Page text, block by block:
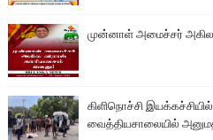
முன்னாள் அமைச்சர் அகில
கிளிநொச்சி
வைத்தியசாலையில்